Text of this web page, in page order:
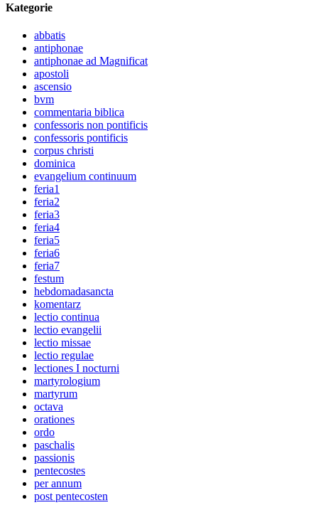
Kategorie
abbatis
antiphonae
antiphonae ad Magnificat
apostoli
ascensio
bvm
commentaria biblica
confessoris non pontificis
confessoris pontificis
corpus christi
dominica
evangelium continuum
feria1
feria2
feria3
feria4
feria5
feria6
feria7
festum
hebdomadasancta
komentarz
lectio continua
lectio evangelii
lectio missae
lectio regulae
lectiones I nocturni
martyrologium
martyrum
octava
orationes
ordo
paschalis
passionis
pentecostes
per annum
post pentecosten